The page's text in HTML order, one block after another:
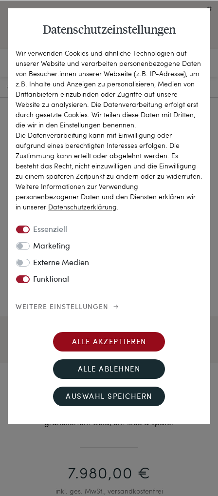
OPEN ENGLISH WEBSITE
HOME SCHMUCKSTÜCKE RINGE 25-0261
Schönheit aus Ceylon
granuliertem Gold, um 1955 & später
7.980,00 €
inkl. ges. MwSt., versandkostenfrei
Datenschutzeinstellungen
Wir verwenden Cookies und ähnliche Technologien auf
unserer Website und verarbeiten personenbezogene Daten
von Besucher:innen unserer Webseite (z.B. IP-Adresse), um
z.B. Inhalte und Anzeigen zu personalisieren, Medien von
Drittanbietern einzubinden oder Zugriffe auf unsere
Website zu analysieren. Die Datenverarbeitung erfolgt erst
durch gesetzte Cookies. Wir teilen diese Daten mit Dritten,
die wir in den Einstellungen benennen.
Die Datenverarbeitung kann mit Einwilligung oder
aufgrund eines berechtigten Interesses erfolgen. Die
Zustimmung kann erteilt oder abgelehnt werden. Es
besteht das Recht, nicht einzuwilligen und die Einwilligung
zu einem späteren Zeitpunkt zu ändern oder zu widerrufen.
Weitere Informationen zur Verwendung
personenbezogener Daten und den Diensten erklären wir
in unserer Daten­schutz­erklärung.
Essenziell
Marketing
Externe Medien
Funktional
WEITERE EINSTELLUNGEN
ALLE AKZEPTIEREN
ALLE ABLEHNEN
AUSWAHL SPEICHERN